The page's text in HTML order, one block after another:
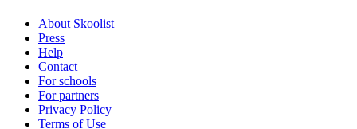
About Skoolist
Press
Help
Contact
For schools
For partners
Privacy Policy
Terms of Use